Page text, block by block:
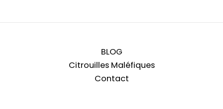
BLOG
Citrouilles Maléfiques
Contact